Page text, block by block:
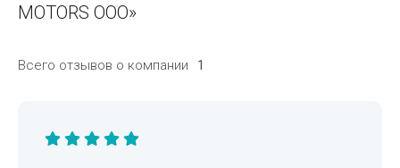
MOTORS ООО»
Всего отзывов о компании 1